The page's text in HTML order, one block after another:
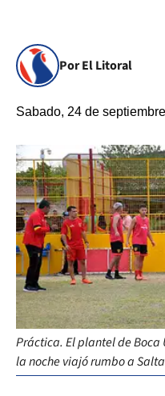
Por El Litoral
Sabado, 24 de
Práctica. El plantel de
la noche viajó rumbo a